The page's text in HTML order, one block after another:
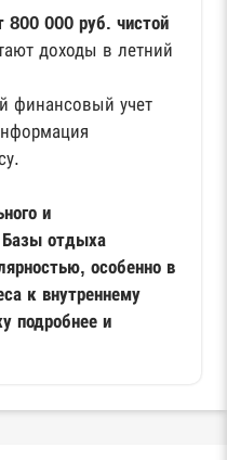
800 000 руб. чистой
доходы в летний
финансовый учет
и
Базы отдыха
особенно в
к внутреннему
подробнее и